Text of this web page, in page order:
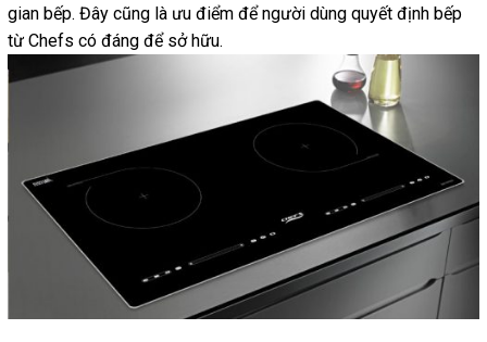
gian bếp. Đây cũng là ưu điểm để người dùng quyết định bếp
từ Chefs có đáng để sở hữu.